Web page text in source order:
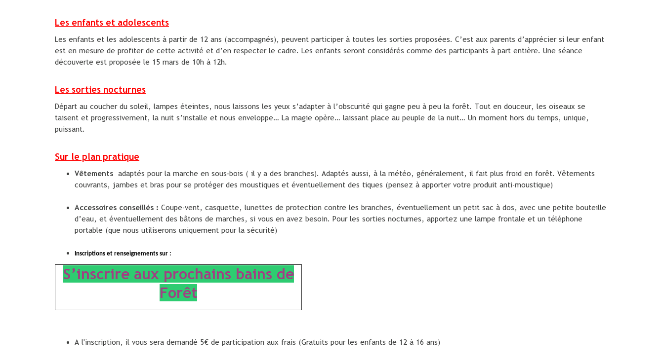
Les enfants et adolescents
Les enfants et les adolescents à partir de 12 ans (accompagnés), peuvent participer à toutes les sorties proposées. C’est aux parents d’apprécier si leur enfant
est en mesure de profiter de cette activité et d’en respecter le cadre. Les enfants seront considérés comme des participants à part entière. Une séance
découverte est proposée le 15 mars de 10h à 12h.
Les sorties nocturnes
Départ au coucher du soleil, lampes éteintes, nous laissons les yeux s’adapter à l’obscurité qui gagne peu à peu la forêt. Tout en douceur, les oiseaux se
taisent et progressivement, la nuit s’installe et nous enveloppe… La magie opère… laissant place au peuple de la nuit… Un moment hors du temps, unique,
puissant.
Sur le plan pratique
Vêtements adaptés pour la marche en sous-bois ( il y a des branches). Adaptés aussi, à la météo, généralement, il fait plus froid en forêt. Vêtements
couvrants, jambes et bras pour se protéger des moustiques et éventuellement des tiques (pensez à apporter votre produit anti-moustique)
Accessoires conseillés : Coupe-vent, casquette, lunettes de protection contre les branches, éventuellement un petit sac à dos, avec une petite bouteille
d’eau, et éventuellement des bâtons de marches, si vous en avez besoin. Pour les sorties nocturnes, apportez une lampe frontale et un téléphone
portable (que nous utiliserons uniquement pour la sécurité)
Inscriptions et renseignements sur :
S’inscrire aux prochains bains de
Forêt
A l'inscription, il vous sera demandé 5€ de participation aux frais (Gratuits pour les enfants de 12 à 16 ans)